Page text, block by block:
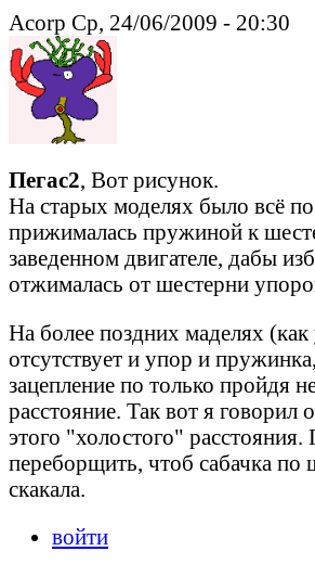
Acorp Ср, 24/06/2009 - 20:30
Пегас2, Вот рисунок.
На старых моделях было всё
прижималась пружиной к
заведенном двигателе, дабы
отжималась от шестерни
На более поздних маделях
отсутствует и упор и
зацепление по только пройдя
расстояние. Так вот я говорил
этого "холостого" расстояния.
переборщить, чтоб сабачка по
скакала.
войти